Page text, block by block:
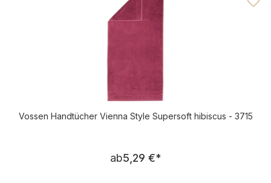
Vossen Handtücher Vienna Style Supersoft hibiscus - 3715
Regulärer Preis:
ab5,29 €*